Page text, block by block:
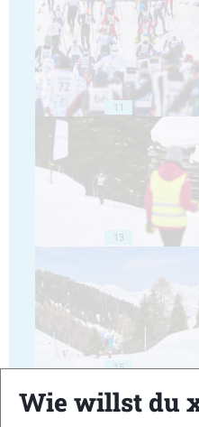
11
13
15
Wie willst du